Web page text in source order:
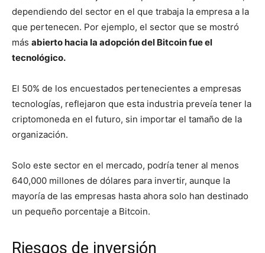
dependiendo del sector en el que trabaja la empresa a la
que pertenecen. Por ejemplo, el sector que se mostró
más abierto hacia la adopción del Bitcoin fue el
tecnológico.
El 50% de los encuestados pertenecientes a empresas
tecnologías, reflejaron que esta industria preveía tener la
criptomoneda en el futuro, sin importar el tamaño de la
organización.
Solo este sector en el mercado, podría tener al menos
640,000 millones de dólares para invertir, aunque la
mayoría de las empresas hasta ahora solo han destinado
un pequeño porcentaje a Bitcoin.
Riesgos de inversión